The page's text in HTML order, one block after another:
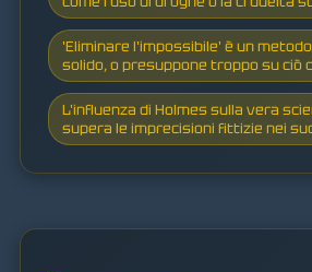
'Eliminare l'impossibile' è un
solido, o presuppone troppo su ciò
L'influenza di Holmes sulla vera
supera le imprecisioni fittizie nei